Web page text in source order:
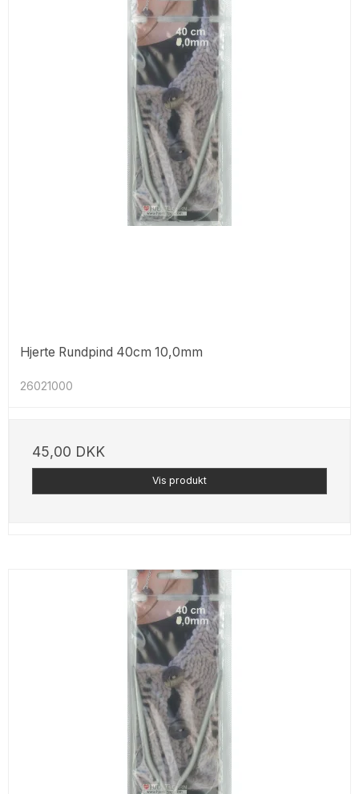
Hjerte Rundpind 40cm 10,0mm
26021000
45,00 DKK
Vis produkt